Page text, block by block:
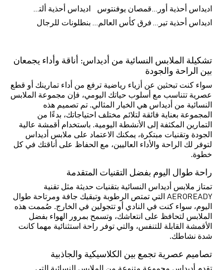
اديداس أحذية أورجينال للرجالقمصان يوفنتوس
اديداس أحذية ألترا بوست للرجال
اديداس أحذية تيريكس
فرق كأس العالم FIFA 26™ بنطلونات للرجال
تشكيلة الملابس النسائية من أديداس: أناقة وأداء يجمعان
بين الراحة والجودة
سواء كنت تبحثين عن أزياء رياضية ترفع من أداء تمارينك أو قطع
عصرية تتناسب مع أسلوب حياتك اليومي، فإن مجموعة الملابس
النسائية من أديداس هي الخيار المثالي. تم تصميم هذه
المجموعة بعناية فائقة لتلائم مختلف احتياجاتك، بدءًا من
التمارين المكثفة إلى الأنشطة اليومية. باستخدام أقمشة عالية
الجودة وتقنيات مبتكرة، يمكنك الاعتماد على ملابس أديداس
لتوفر لك الراحة والأداء العاليين، مع الحفاظ على أناقتك في كل
خطوة.
راحة طوال اليوم بفضل التقنيات المتقدمة
تمتاز ملابس أديداس النسائية بتقنيات حديثة مثل تقنية
AEROREADY التي تمتص الرطوبة وتبقيك جافة ومرتاحة طوال
اليوم، سواء كنت في النادي أو تتجولين في الخارج. صُممت هذه
الملابس لتحافظ على انتعاشك، وتسمح بمرور الهواء بفضل
الأقمشة القابلة للتنفس، والتي توفر راحة استثنائية مهما كانت
شدة نشاطك.
تصاميم عصرية تجمع بين الكلاسيكية والجاذبية